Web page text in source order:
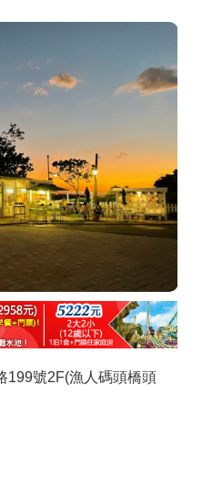
199號2F(漁人碼頭橋頭